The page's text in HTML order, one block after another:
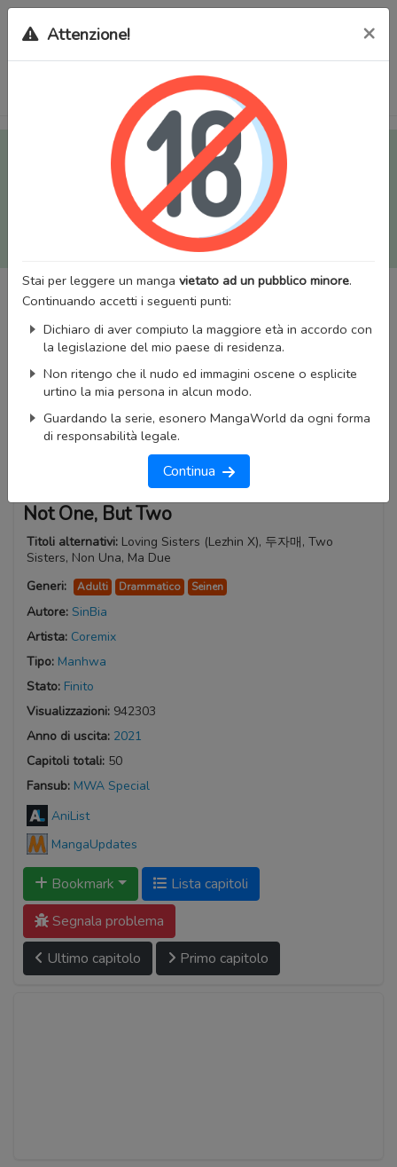
Tutti i Doujinshi e Manga per adulti (+18) sono stati trasferiti
sul nostro nuovo sito (
mangaworldadult.net
); invece, per i
Manga classici, puoi utilizzare
MangaWorld
Potrai effettuare illogincon il tuo account di MangaWorld
tutti i dati sono condivisi tra i due siti,
perderai alcun dato, inclusi bookmarks e premium
Attenzione! ×
Stai per leggere un manga vietato ad un pubblico minore.
Continuando accetti i seguenti punti:
Dichiaro di aver compiuto la maggiore età in accordo con
la legislazione del mio paese di residenza.
Non ritengo che il nudo ed immagini oscene o esplicite
urtino la mia persona in alcun modo.
Guardando la serie, esonero MangaWorld da ogni forma
di responsabilità legale.
Continua
Not One, But Two
Titoli alternativi: Loving Sisters (Lezhin X), 두자매, Two
Sisters, Non Una, Ma Due
Generi:
Adulti Drammatico Seinen
Autore: SinBia
Artista: Coremix
Tipo: Manhwa
Stato: Finito
Visualizzazioni: 942303
Anno di uscita: 2021
Capitoli totali: 50
Fansub: MWA Special
AniList
MangaUpdates
Bookmark
Lista capitoli
Segnala problema
Ultimo capitolo
Primo capitolo